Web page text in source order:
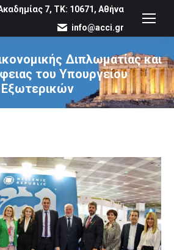
7, ΤΚ: 10671, Αθήνα
info@acci.gr
Διπλωματίας και
του Υπουργείου
Εξωτερικών
You are here: